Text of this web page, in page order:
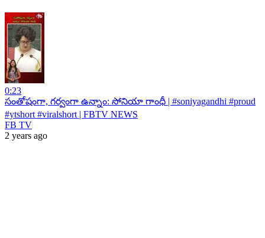
0:23
సంతోషంగా, గర్వంగా ఉన్నాం: సోనియా గాంధీ | #soniyagandhi #proud
#ytshort #viralshort | FBTV NEWS
FB TV
2 years ago